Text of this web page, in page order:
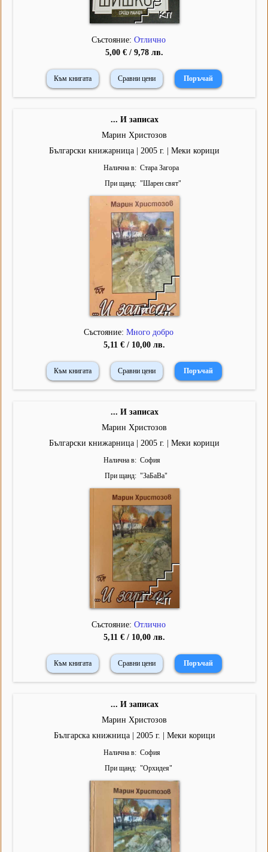
Състояние: Отлично
5,00 € / 9,78 лв.
Към книгата Сравни цени
... И записах
Марин Христозов
Български книжарница | 2005 г. | Меки корици
Налична в
Стара Загора
При щанд
"Шарен свят"
Състояние: Много добро
5,11 € / 10,00 лв.
Към книгата Сравни цени
... И записах
Марин Христозов
Български книжарница | 2005 г. | Меки корици
Налична в
София
При щанд
"ЗаБаВа"
Състояние: Отлично
5,11 € / 10,00 лв.
Към книгата Сравни цени
... И записах
Марин Христозов
Българска книжница | 2005 г. | Меки корици
Налична в
София
При щанд
"Орхидея"